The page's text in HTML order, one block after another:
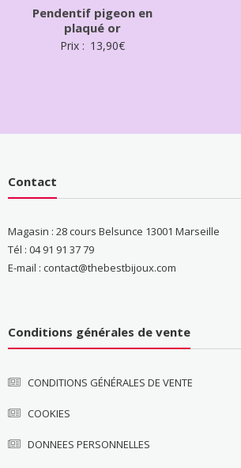
Pendentif pigeon en
plaqué or
Prix : 13,90€
Contact
Magasin : 28 cours Belsunce 13001 Marseille
Tél : 04 91 91 37 79
E-mail : contact@thebestbijoux.com
Conditions générales de vente
CONDITIONS GÉNÉRALES DE VENTE
COOKIES
DONNEES PERSONNELLES